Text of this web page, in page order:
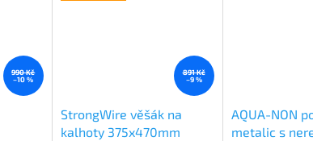
990 Kč
–10 %
891 Kč
–9 %
StrongWire věšák na
kalhoty 375x470mm
AQUA-NON
metalic s